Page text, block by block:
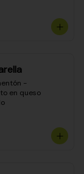
-
en queso